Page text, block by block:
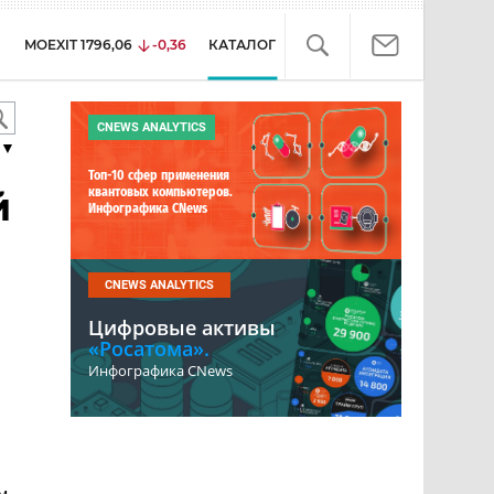
MOEXIT 1796,06 -0,36 КАТАЛОГ
CNEWS ANALYTICS
Топ-10 сфер применения
квантовых компьютеров.
Инфографика CNews
CNEWS ANALYTICS
Цифровые активы
«Росатома».
Инфографика CNews